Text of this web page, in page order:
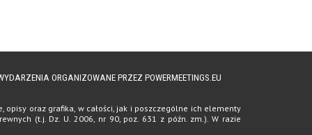
ORGANIZOWANE PRZEZ POWERMEETINGS.EU
oraz grafika, w całości, jak i poszczególne ich elementy
(t.j. Dz. U. 2006, nr 90, poz. 631 z późn. zm.). W razie